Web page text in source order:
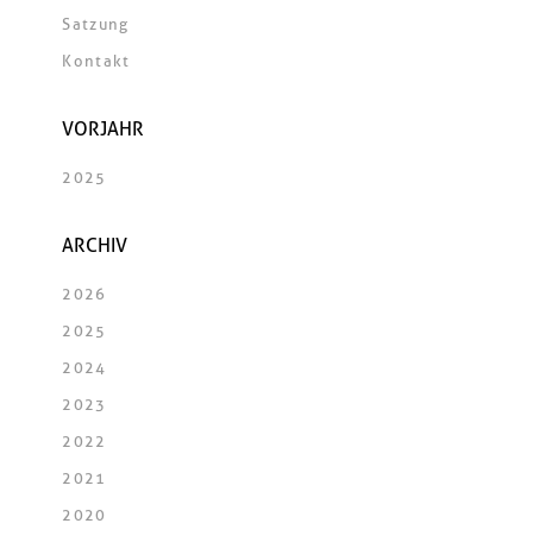
Satzung
Kontakt
VORJAHR
2025
ARCHIV
2026
2025
2024
2023
2022
2021
2020